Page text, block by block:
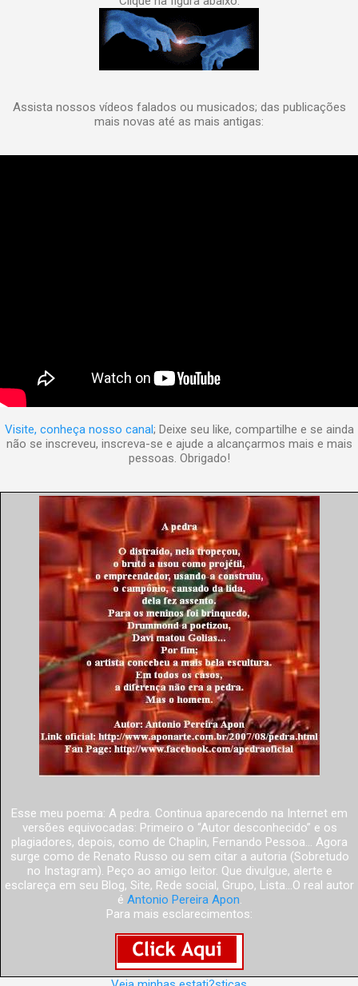
Assista nossos vídeos falados ou musicados; das publicações
mais novas até as mais antigas:
Visite, conheça nosso canal; Deixe seu like, compartilhe e se ainda
não se inscreveu, inscreva-se e ajude a alcançarmos mais e mais
pessoas. Obrigado!
Esse meu poema: A pedra. Continua aparecendo na Internet em
versões equivocadas: Primeiro o “Autor desconhecido” e os
plagiadores, depois, como de Chaplin, Fernando Pessoa... Agora
surge como de Renato Russo ou sem citar a autoria (Sobretudo
no Instagram). Peço ao amigo leitor. Que divulgue, alerte e
esclareça em seu Blog, Site, Rede social, Grupo, Lista...O real autor
é Antonio Pereira Apon.
Para mais esclarecimentos: